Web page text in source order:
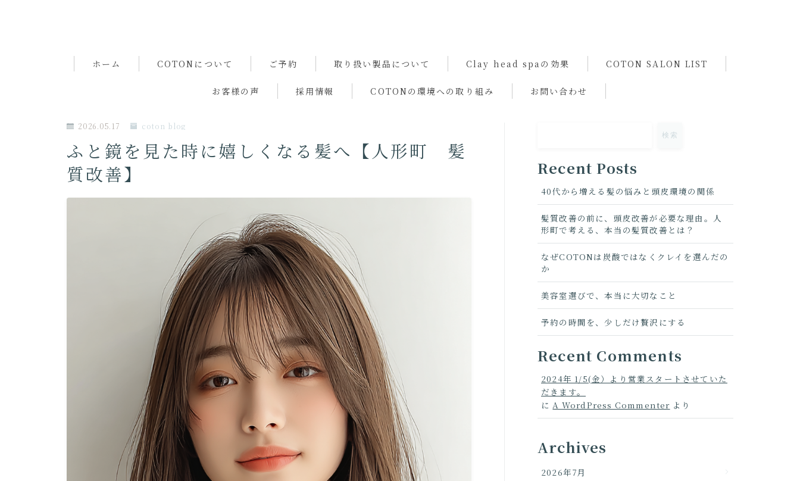
ホーム COTONについて ご予約 取り扱い製品について Clay head spaの効果 COTON SALON LIST
お客様の声 採用情報 COTONの環境への取り組み お問い合わせ
2026.05.17 coton blog
ふと鏡を見た時に嬉しくなる髪へ【人形町 髪
質改善】
検索
Recent Posts
40代から増える髪の悩みと頭皮環境の関係
髪質改善の前に、頭皮改善が必要な理由。人
形町で考える、本当の髪質改善とは？
なぜCOTONは炭酸ではなくクレイを選んだの
か
美容室選びで、本当に大切なこと
予約の時間を、少しだけ贅沢にする
Recent Comments
2024年 1/5(金）より営業スタートさせていた
だきます。
にA WordPress Commenter より
Archives
2026年7月